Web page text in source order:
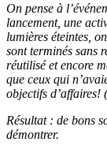
On pense à
lancement, une
lumières éteintes,
sont terminés sans
réutilisé et encore
que ceux qui
objectifs d’affaires!
Résultat : de bons
démontrer.